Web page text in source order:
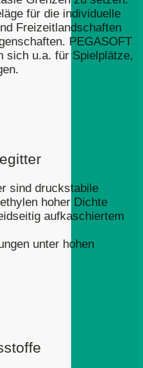
für die individuelle
Freizeitlandschaften
PEGASOFT
sich u.a. für Spielplätze,
sind druckstabile
hoher Dichte
aufkaschiertem
unter hohen